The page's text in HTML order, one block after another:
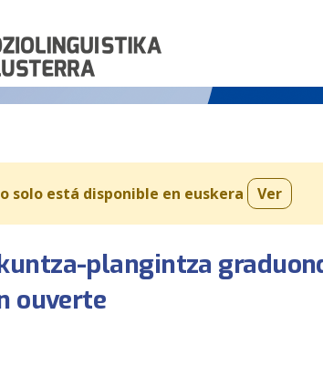
solo está disponible en euskera Ver
plangintza
ouverte